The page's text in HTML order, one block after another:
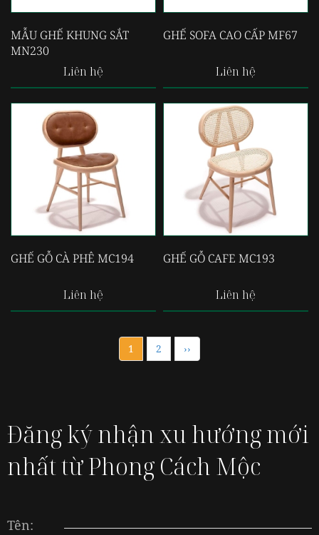
MẪU GHẾ KHUNG SẮT
MN230
Liên hệ
GHẾ SOFA CAO CẤP MF67
Liên hệ
GHẾ GỖ CÀ PHÊ MC194
Liên hệ
GHẾ GỖ CAFE MC193
Liên hệ
1 2 ››
Đăng ký nhận xu hướng mới
nhất từ Phong Cách Mộc
Tên: